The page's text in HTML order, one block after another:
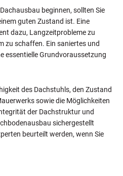
beginnen, sollten Sie
guten Zustand ist. Eine
dazu, Langzeitprobleme zu
zu schaffen. Ein saniertes und
essentielle Grundvoraussetzung
des Dachstuhls, den Zustand
sowie die Möglichkeiten
der Dachstruktur und
sichergestellt
beurteilt werden, wenn Sie